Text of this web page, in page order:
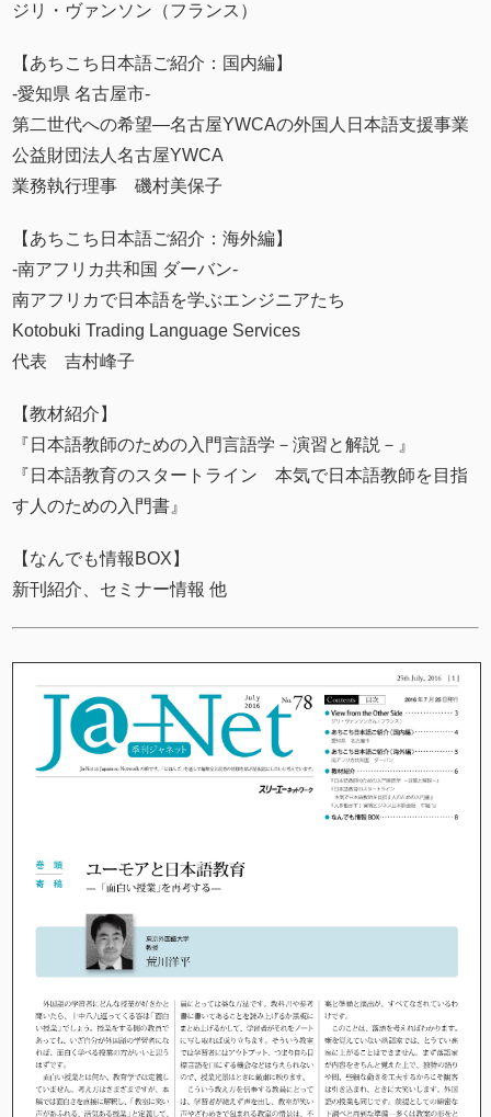
ジリ・ヴァンソン（フランス）
【あちこち日本語ご紹介：国内編】
‐愛知県 名古屋市‐
第二世代への希望―名古屋YWCAの外国人日本語支援事業
公益財団法人名古屋YWCA
業務執行理事 磯村美保子
【あちこち日本語ご紹介：海外編】
‐南アフリカ共和国 ダーバン‐
南アフリカで日本語を学ぶエンジニアたち
Kotobuki Trading Language Services
代表 吉村峰子
【教材紹介】
『日本語教師のための入門言語学－演習と解説－』
『日本語教育のスタートライン 本気で日本語教師を目指
す人のための入門書』
【なんでも情報BOX】
新刊紹介、セミナー情報 他